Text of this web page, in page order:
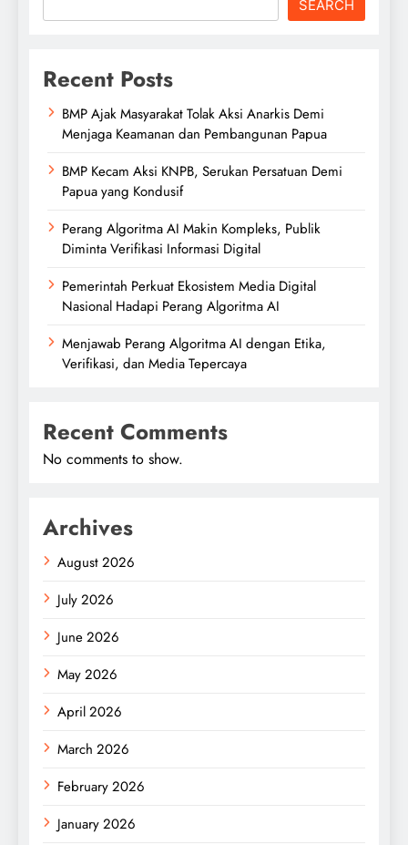
SEARCH
Recent Posts
BMP Ajak Masyarakat Tolak Aksi Anarkis Demi
Menjaga Keamanan dan Pembangunan Papua
BMP Kecam Aksi KNPB, Serukan Persatuan Demi
Papua yang Kondusif
Perang Algoritma AI Makin Kompleks, Publik
Diminta Verifikasi Informasi Digital
Pemerintah Perkuat Ekosistem Media Digital
Nasional Hadapi Perang Algoritma AI
Menjawab Perang Algoritma AI dengan Etika,
Verifikasi, dan Media Tepercaya
Recent Comments
No comments to show.
Archives
August 2026
July 2026
June 2026
May 2026
April 2026
March 2026
February 2026
January 2026